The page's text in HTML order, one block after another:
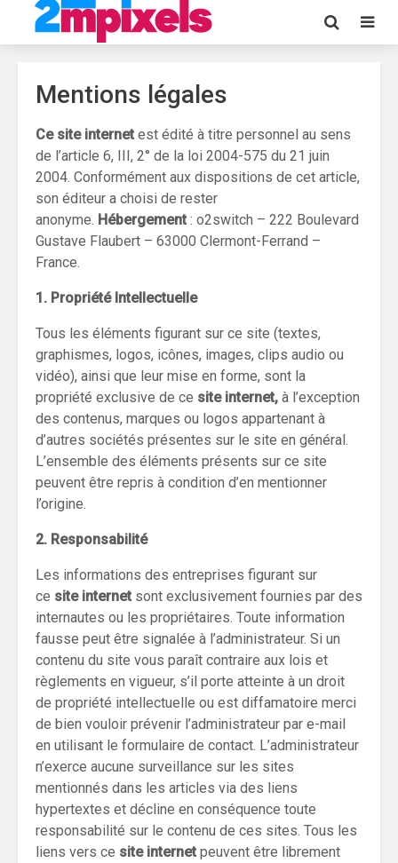
Mentions légales
Ce site internet est édité à titre personnel au sens
de l’article 6, III, 2° de la loi 2004-575 du 21 juin
2004. Conformément aux dispositions de cet article,
son éditeur a choisi de rester
anonyme. Hébergement : o2switch – 222 Boulevard
Gustave Flaubert – 63000 Clermont-Ferrand –
France.
1. Propriété Intellectuelle
Tous les éléments figurant sur ce site (textes,
graphismes, logos, icônes, images, clips audio ou
vidéo), ainsi que leur mise en forme, sont la
propriété exclusive de ce site internet, à l’exception
des contenus, marques ou logos appartenant à
d’autres sociétés présentes sur le site en général.
L’ensemble des éléments présents sur ce site
peuvent être repris à condition d’en mentionner
l’origine.
2. Responsabilité
Les informations des entreprises figurant sur
ce site internet sont exclusivement fournies par des
internautes ou les propriétaires. Toute information
fausse peut être signalée à l’administrateur. Si un
contenu du site vous paraît contraire aux lois et
règlements en vigueur, s’il porte atteinte à un droit
de propriété intellectuelle ou est diffamatoire merci
de bien vouloir prévenir l’administrateur par e-mail
en utilisant le formulaire de contact. L’administrateur
n’exerce aucune surveillance sur les sites
mentionnés dans les articles via des liens
hypertextes et décline en conséquence toute
responsabilité sur le contenu de ces sites. Tous les
liens vers ce site internet peuvent être librement